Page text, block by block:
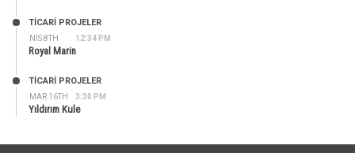
NIS 8TH 12:34 PM
TİCARİ PROJELER
Royal Marin
MAR 16TH 3:30 PM
TİCARİ PROJELER
Yıldırım Kule